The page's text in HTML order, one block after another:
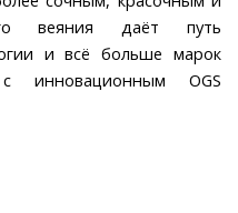
веяния даёт путь
и всё больше марок
инновационным OGS